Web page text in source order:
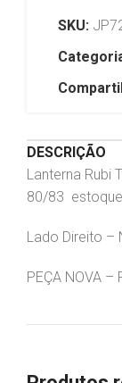
SKU:
DESCRIÇÃO
Lanterna Rubi
80/83
Lado Direito –
PEÇA NOVA